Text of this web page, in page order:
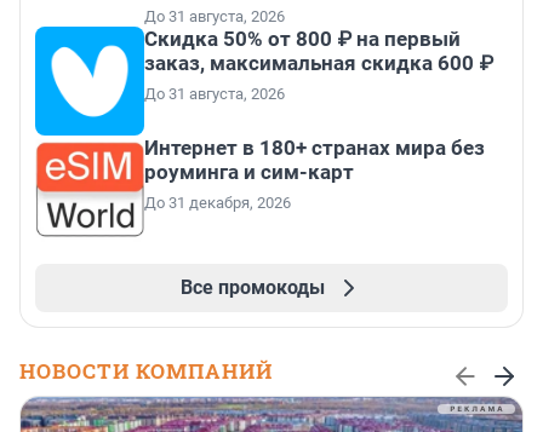
До 31 августа, 2026
Скидка 50% от 800 ₽ на первый
заказ, максимальная скидка 600 ₽
До 31 августа, 2026
Интернет в 180+ странах мира без
роуминга и сим-карт
До 31 декабря, 2026
Все промокоды
НОВОСТИ КОМПАНИЙ